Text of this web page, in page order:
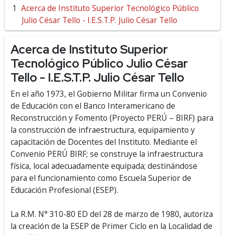
Acerca de Instituto Superior Tecnológico Público
Julio César Tello - I.E.S.T.P. Julio César Tello
Acerca de Instituto Superior
Tecnológico Público Julio César
Tello - I.E.S.T.P. Julio César Tello
En el año 1973, el Gobierno Militar firma un Convenio
de Educación con el Banco Interamericano de
Reconstrucción y Fomento (Proyecto PERÚ – BIRF) para
la construcción de infraestructura, equipamiento y
capacitación de Docentes del Instituto. Mediante el
Convenio PERÚ BIRF; se construye la infraestructura
física, local adecuadamente equipada; destinándose
para el funcionamiento como Escuela Superior de
Educación Profesional (ESEP).
La R.M. N° 310-80 ED del 28 de marzo de 1980, autoriza
la creación de la ESEP de Primer Ciclo en la Localidad de